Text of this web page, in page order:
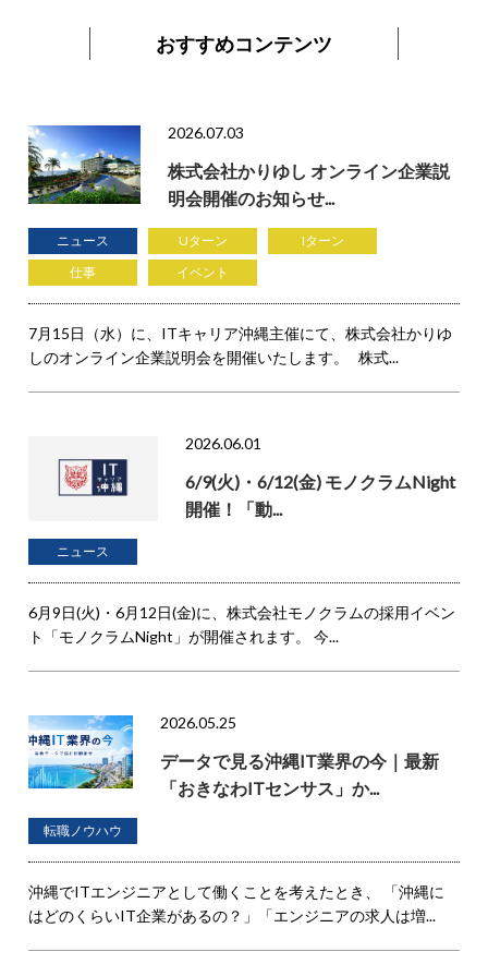
おすすめコンテンツ
2026.07.03
株式会社かりゆし オンライン企業説
明会開催のお知らせ...
ニュース Uターン
Iターン
仕事
イベント
7月15日（水）に、ITキャリア沖縄主催にて、株式会社かりゆ
しのオンライン企業説明会を開催いたします。 株式...
2026.06.01
6/9(火)・6/12(金) モノクラムNight
開催！「動...
ニュース
6月9日(火)・6月12日(金)に、株式会社モノクラムの採用イベン
ト「モノクラムNight」が開催されます。 今...
2026.05.25
データで見る沖縄IT業界の今｜最新
「おきなわITセンサス」か...
転職ノウハウ
沖縄でITエンジニアとして働くことを考えたとき、 「沖縄に
はどのくらいIT企業があるの？」「エンジニアの求人は増...